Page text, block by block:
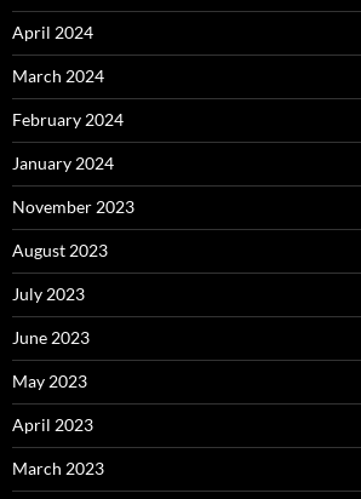
April 2024
March 2024
February 2024
January 2024
November 2023
August 2023
July 2023
June 2023
May 2023
April 2023
March 2023